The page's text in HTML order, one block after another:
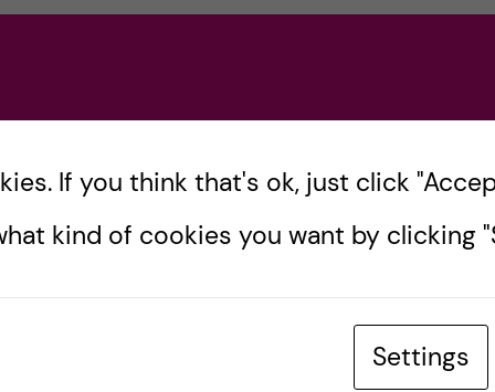
If you think that's ok, just click
kind of cookies you want by clicking
Settings